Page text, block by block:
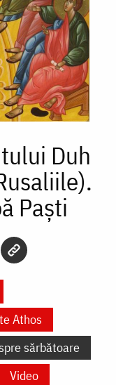
Duh
Paști
Athos
sărbătoare
Video